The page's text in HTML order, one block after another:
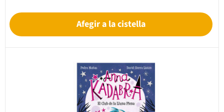
Afegir a la cistella